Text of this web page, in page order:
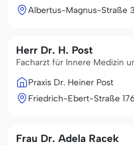
Albertus-Magnus-Straße
Herr Dr. H. Post
Facharzt für Innere Medizin
Praxis Dr. Heiner Post
Friedrich-Ebert-Straße
Frau Dr. Adela Racek